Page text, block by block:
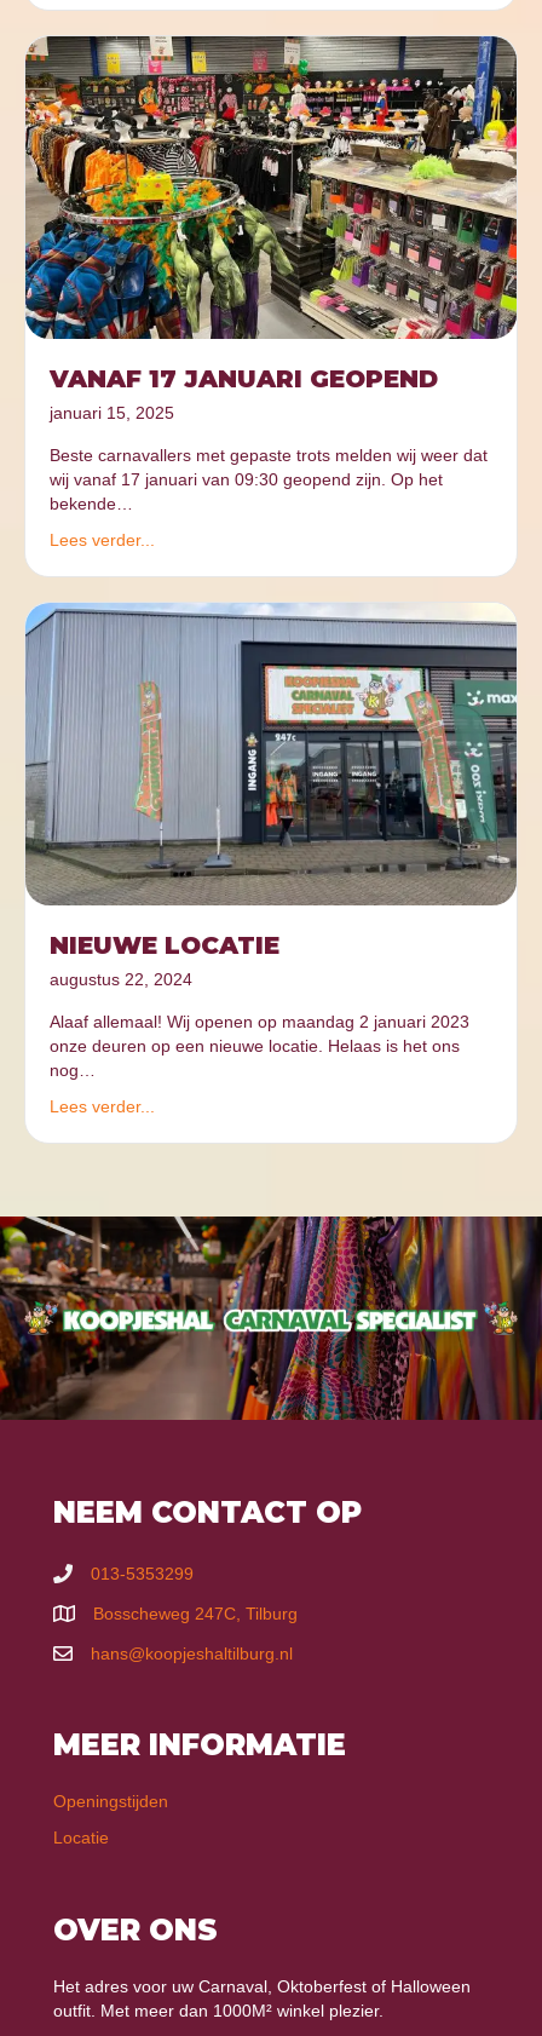
VANAF 17 JANUARI GEOPEND
januari 15, 2025
Beste carnavallers met gepaste trots melden wij weer dat
wij vanaf 17 januari van 09:30 geopend zijn. Op het
bekende…
Lees verder...
NIEUWE LOCATIE
augustus 22, 2024
Alaaf allemaal! Wij openen op maandag 2 januari 2023
onze deuren op een nieuwe locatie. Helaas is het ons
nog…
Lees verder...
NEEM CONTACT OP
013-5353299
Bosscheweg 247C, Tilburg
hans@koopjeshaltilburg.nl
MEER INFORMATIE
Openingstijden
Locatie
OVER ONS
Het adres voor uw Carnaval, Oktoberfest of Halloween
outfit. Met meer dan 1000M² winkel plezier.